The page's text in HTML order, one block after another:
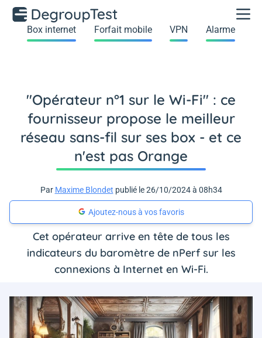
Box internet Forfait mobile VPN Alarme
"Opérateur n°1 sur le Wi-Fi" : ce
fournisseur propose le meilleur
réseau sans-fil sur ses box - et ce
n'est pas Orange
Par Maxime Blondet publié le 26/10/2024 à 08h34
Ajoutez-nous à vos favoris
Cet opérateur arrive en tête de tous les
indicateurs du baromètre de nPerf sur les
connexions à Internet en Wi-Fi.